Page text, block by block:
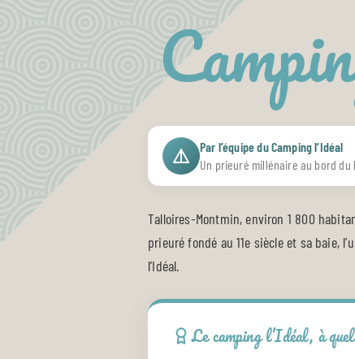
Par l’équipe du Camping l’Idéal
Un prieuré millénaire au bord du
Talloires-Montmin, environ 1 800
prieuré fondé au 11e siècle et sa baie,
l’Idéal.
Le camping l’Idéal, à